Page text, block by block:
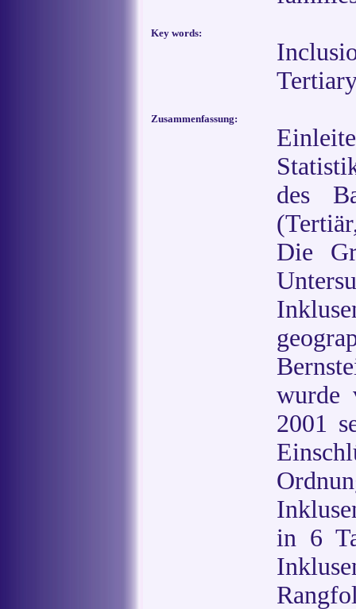
Key words:
Zusammenfassung:
des
Die
wurde
2001
in 6